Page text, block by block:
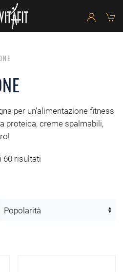
per un’alimentazione fitness
proteica, creme spalmabili,
60 risultati